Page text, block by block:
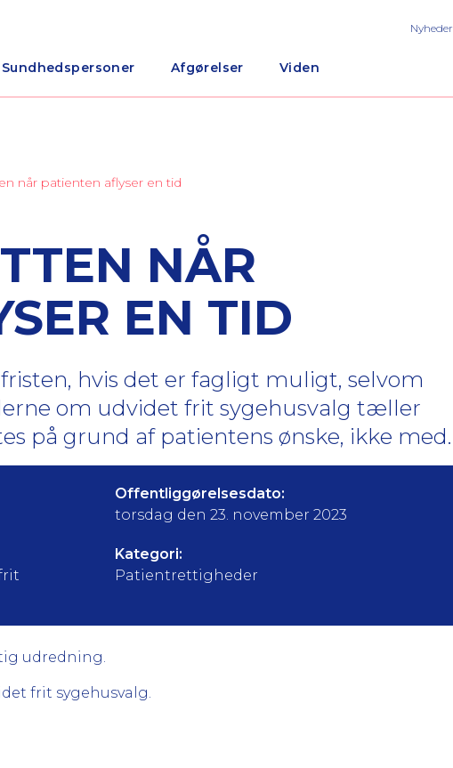
Sundhedspersoner Afgørelser Viden
Nyheder
når patienten aflyser en tid
NÅR
EN TID
hvis det er fagligt muligt, selvom
om udvidet frit sygehusvalg tæller
på grund af patientens ønske, ikke med.
Offentliggørelsesdato:
torsdag den 23. november 2023
Kategori:
Patientrettigheder
udredning.
frit sygehusvalg.